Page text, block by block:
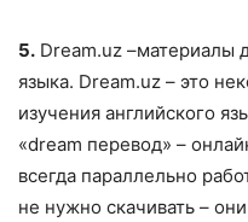
5. Dream.uz –материалы
языка. Dream.uz – это
изучения английского
«dream перевод» –
всегда параллельно
не нужно скачивать –